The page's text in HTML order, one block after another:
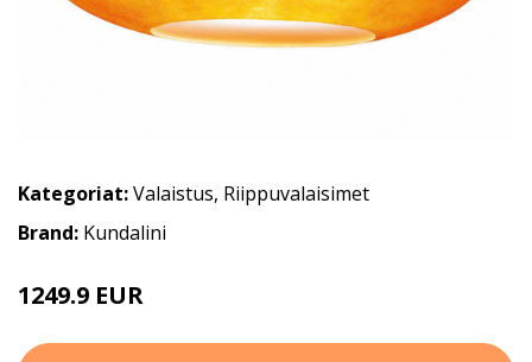
Kategoriat:Valaistus, Riippuvalaisimet
Brand: Kundalini
1249.9 EUR